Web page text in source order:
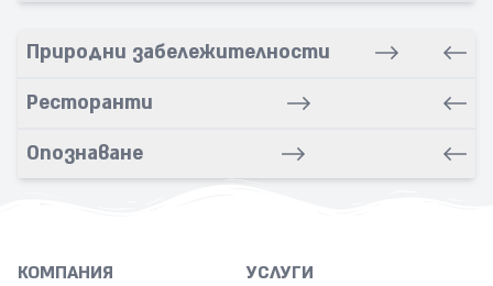
Breakfast in room
Business Center
Chapel
Copy
Природни забележителности
Ресторанти
Опознаване
КОМПАНИЯ УСЛУГИ